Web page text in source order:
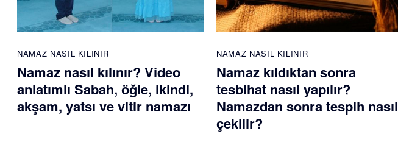
NAMAZ NASIL KILINIR
Namaz nasıl kılınır? Video
anlatımlı Sabah, öğle, ikindi,
akşam, yatsı ve vitir namazı
NAMAZ NASIL KILINIR
Namaz kıldıktan sonra
tesbihat nasıl yapılır?
Namazdan sonra tespih nasıl
çekilir?